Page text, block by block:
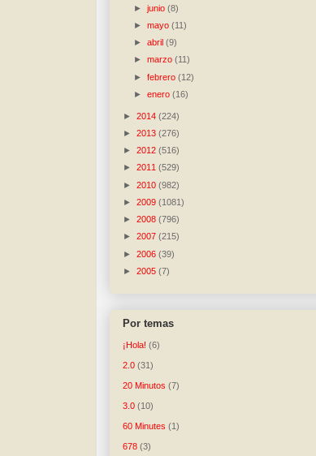
►junio(8)
►mayo(11)
►abril(9)
►marzo(11)
►febrero(12)
►enero(16)
► 2014 (224)
► 2013 (276)
► 2012 (516)
► 2011 (529)
► 2010 (982)
► 2009 (1081)
► 2008 (796)
► 2007 (215)
► 2006 (39)
► 2005 (7)
Por temas
¡Hola! (6)
2.0 (31)
20 Minutos (7)
3.0 (10)
60 Minutes (1)
678 (3)